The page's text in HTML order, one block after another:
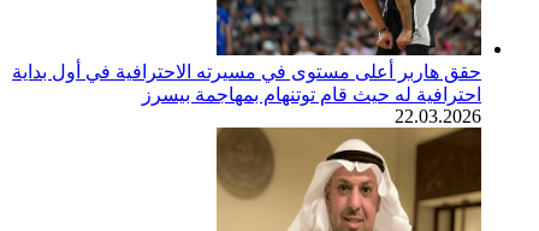
حقق هاربر أعلى مستوى في مسيرته الاحترافية في أول بداية
احترافية له حيث قام توتنهام بمهاجمة بيسرز
22.03.2026